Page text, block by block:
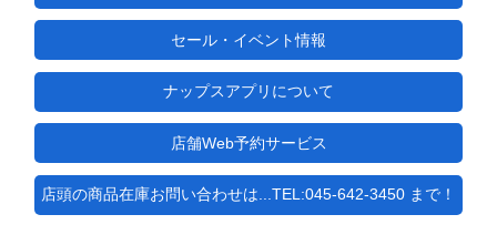
セール・イベント情報
ナップスアプリについて
店舗Web予約サービス
店頭の商品在庫お問い合わせは...TEL:045-642-3450 まで！